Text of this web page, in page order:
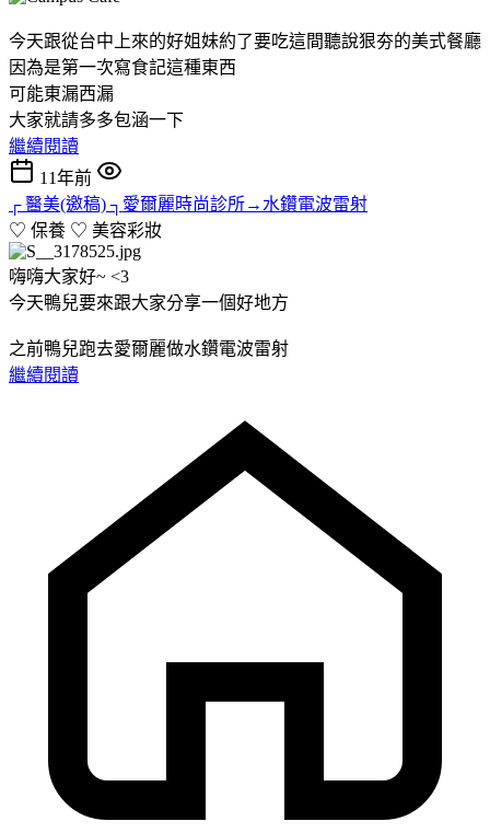
今天跟從台中上來的好姐妹約了要吃這間聽說狠夯的美式餐廳
因為是第一次寫食記這種東西
可能東漏西漏
大家就請多多包涵一下
繼續閱讀
11年前
┌ 醫美(邀稿) ┐愛爾麗時尚診所→水鑽電波雷射
♡ 保養 ♡ 美容彩妝
嗨嗨大家好~ <3
今天鴨兒要來跟大家分享一個好地方
之前鴨兒跑去愛爾麗做水鑽電波雷射
繼續閱讀